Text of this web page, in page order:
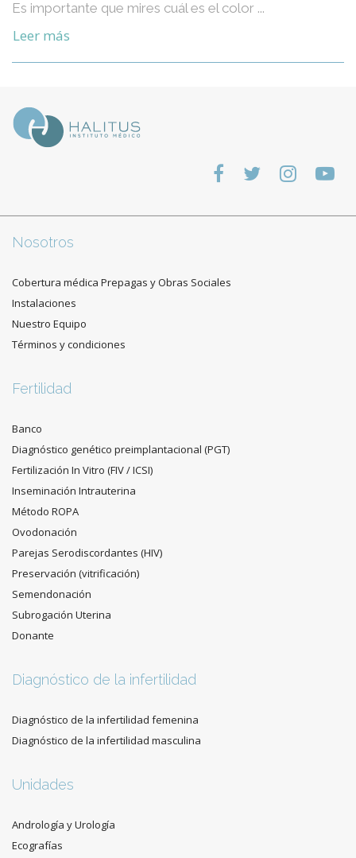
Es importante que mires cuál es el color ...
Leer más
Nosotros
Cobertura médica Prepagas y Obras Sociales
Instalaciones
Nuestro Equipo
Términos y condiciones
Fertilidad
Banco
Diagnóstico genético preimplantacional (PGT)
Fertilización In Vitro (FIV / ICSI)
Inseminación Intrauterina
Método ROPA
Ovodonación
Parejas Serodiscordantes (HIV)
Preservación (vitrificación)
Semendonación
Subrogación Uterina
Donante
Diagnóstico de la infertilidad
Diagnóstico de la infertilidad femenina
Diagnóstico de la infertilidad masculina
Unidades
Andrología y Urología
Ecografías